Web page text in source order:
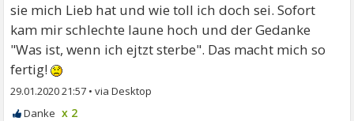
sie mich Lieb hat und wie toll ich doch sei. Sofort
kam mir schlechte laune hoch und der Gedanke
"Was ist, wenn ich ejtzt sterbe". Das macht mich so
fertig!
29.01.2020 21:57 •
x 2